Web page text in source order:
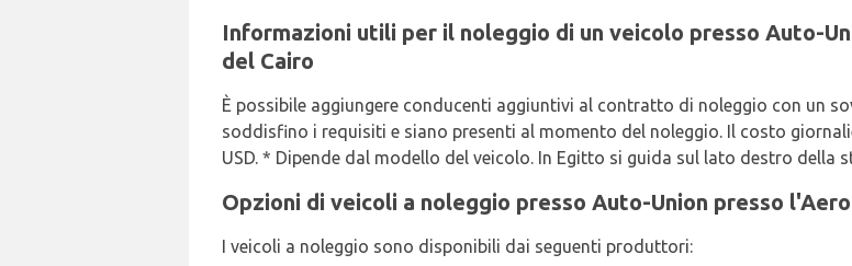
Informazioni utili per il noleggio di un veicolo presso Auto-
del Cairo
È possibile aggiungere conducenti aggiuntivi al contratto di noleggio con un
soddisfino i requisiti e siano presenti al momento del noleggio. Il costo
USD. * Dipende dal modello del veicolo. In Egitto si guida sul lato destro della
Opzioni di veicoli a noleggio presso Auto-Union presso
I veicoli a noleggio sono disponibili dai seguenti produttori: